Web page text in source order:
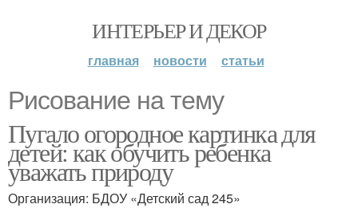
ИНТЕРЬЕР И ДЕКОР
главная новости статьи
Рисование на тему
Пугало огородное картинка для
детей: как обучить ребенка
уважать природу
Организация: БДОУ «Детский сад 245»